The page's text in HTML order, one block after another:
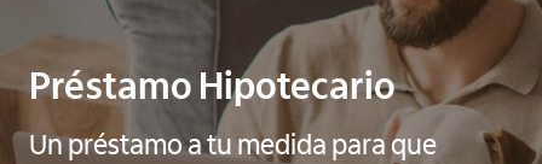
Préstamo Hipotecario
Un préstamo a tu medida para que